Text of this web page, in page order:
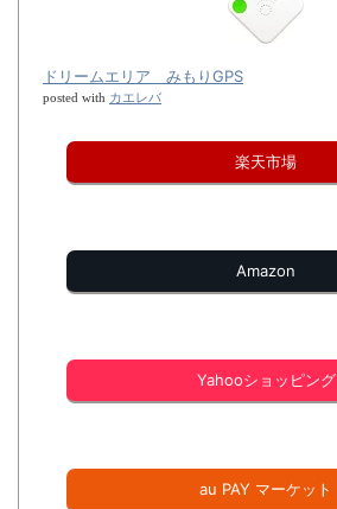
ドリームエリア みもりGPS
posted with カエレバ
楽天市場
Amazon
Yahooショッピング
au PAY マーケット